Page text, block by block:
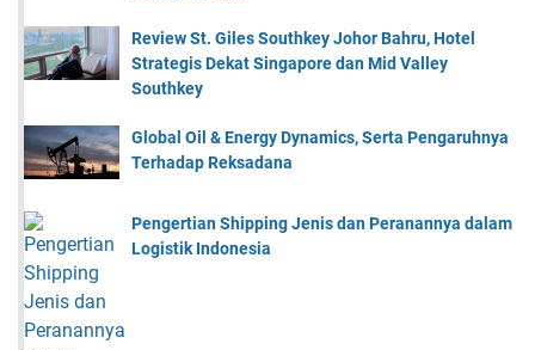
Review St. Giles Southkey Johor Bahru, Hotel
Strategis Dekat Singapore dan Mid Valley
Southkey
Global Oil & Energy Dynamics, Serta Pengaruhnya
Terhadap Reksadana
Pengertian Shipping Jenis dan Peranannya dalam
Logistik Indonesia